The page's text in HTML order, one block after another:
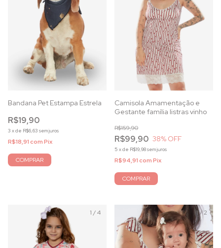
Bandana Pet Estampa Estrela
R$19,90
3 xde R$6,63 sem juros
R$18,91comPix
COMPRAR
Camisola Amamentação e
Gestante família listras vinho
R$99,90
R$159,90
38% OFF
5 xde R$19,98sem juros
R$94,91comPix
COMPRAR
1 /4 1/2